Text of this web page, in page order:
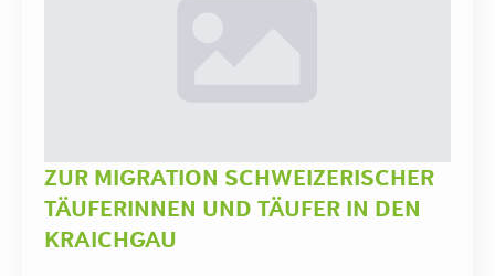
ZUR MIGRATION SCHWEIZERISCHER
TÄUFERINNEN UND TÄUFER IN DEN
KRAICHGAU